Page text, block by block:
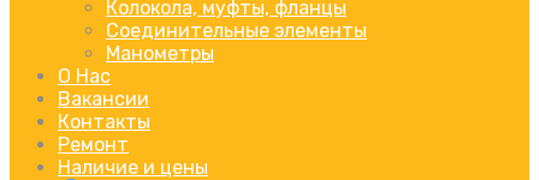
Колокола, муфты, фланцы
Соединительные элементы
Манометры
О Нас
Вакансии
Контакты
Ремонт
Наличие и цены